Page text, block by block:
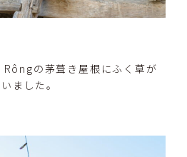
の茅葺き屋根にふく草が
ました。